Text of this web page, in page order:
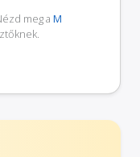
meg a M